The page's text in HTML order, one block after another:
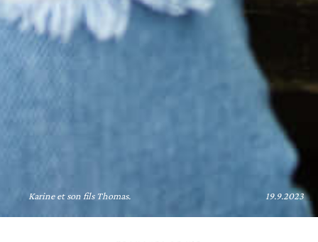
19.9.2023
Karine et son fils Thomas.